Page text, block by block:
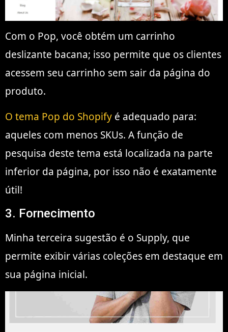
Com o Pop, você obtém um carrinho
deslizante bacana; isso permite que os clientes
acessem seu carrinho sem sair da página do
produto.
O tema Pop do Shopify é adequado para:
aqueles com menos SKUs. A função de
pesquisa deste tema está localizada na parte
inferior da página, por isso não é exatamente
útil!
3. Fornecimento
Minha terceira sugestão é o Supply, que
permite exibir várias coleções em destaque em
sua página inicial.